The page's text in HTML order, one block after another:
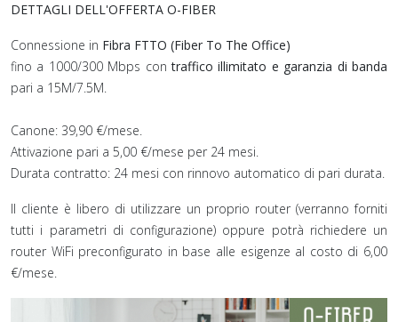
DETTAGLI DELL'OFFERTA O-FIBER
Connessione in Fibra FTTO (Fiber To The Office)
fino a 1000/300 Mbps con traffico illimitato e garanzia di banda
pari a 15M/7.5M.
Canone: 39,90 €/mese.
Attivazione pari a 5,00 €/mese per 24 mesi.
Durata contratto: 24 mesi con rinnovo automatico di pari durata.
Il cliente è libero di utilizzare un proprio router (verranno forniti
tutti i parametri di configurazione) oppure potrà richiedere un
router WiFi preconfigurato in base alle esigenze al costo di 6,00
€/mese.